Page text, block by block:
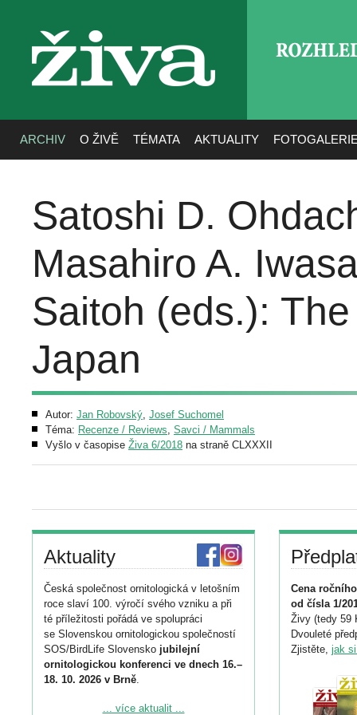
živa
ARCHIV O ŽIVĚ TÉMATA AKTUALITY
Satoshi D.
Masahiro A.
Saitoh (eds.):
Japan
Autor: Jan Robovský, Josef Suchomel
Téma: Recenze / Reviews, Savci / Mammals
Vyšlo v časopise Živa 6/2018 na straně CLXXXII
Aktuality
Česká společnost ornitologická v letošním
roce slaví 100. výročí svého vzniku a při
té příležitosti pořádá ve spolupráci
se Slovenskou ornitologickou společností
SOS/BirdLife Slovensko jubilejní
ornitologickou konferenci ve dnech 16.–
18. 10. 2026 v Brně.
Podrobnější informace ke konferenci
... více aktualit ...
Cena
od čísla 1/
Živy (tedy 59
Dvouleté
Zjistěte, jak